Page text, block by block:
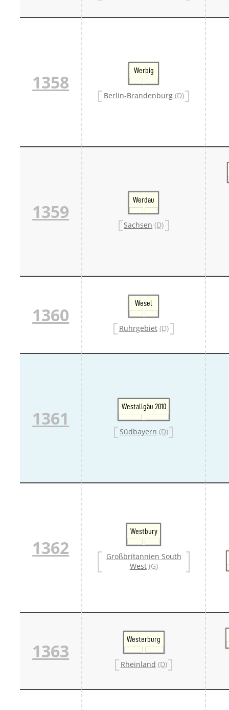
1358
Werbig
Berlin-Brandenburg (D)
1359
Werdau
Sachsen (D)
1360
Wesel
Ruhrgebiet (D)
1361
Westallgäu 2010
Südbayern (D)
1362
Westbury
Großbritannien South
West (G)
1363
Westerburg
Rheinland (D)